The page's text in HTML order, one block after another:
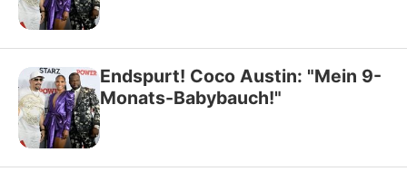
Endspurt! Coco Austin: "Mein 9-
Monats-Babybauch!"